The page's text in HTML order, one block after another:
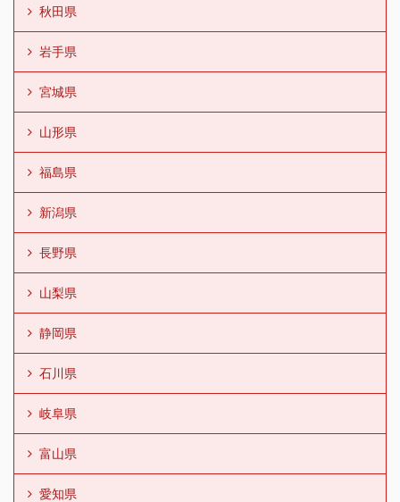
秋田県
岩手県
宮城県
山形県
福島県
新潟県
長野県
山梨県
静岡県
石川県
岐阜県
富山県
愛知県